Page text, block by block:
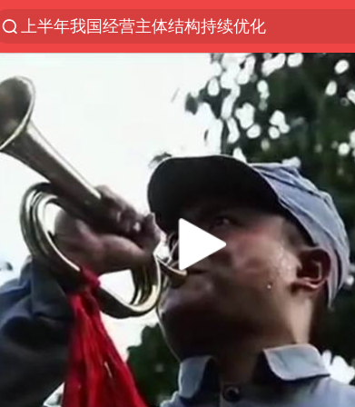
上半年我国经营主体结构持续优化
《披荆斩棘2026》阵容官宣
浙江省委书记：该停下的坚决停下来
杭州机场已取消航班388架次
中国籍豪华游艇富商之子在泰国被杀
上海中心千吨“镇楼神器”摆动明显
白海豚北上或致京津冀暴雨
看完所有石窟需2000元？景区回应
10余省份将出现强风雨 局地特大暴雨
广西公开征集涉黑涉恶犯罪线索
王艺迪2-4不敌张本美和止步4强